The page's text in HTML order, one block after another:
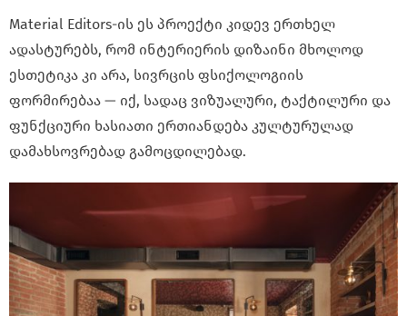
Material Editors-ის ეს პროექტი კიდევ ერთხელ
ადასტურებს, რომ ინტერიერის დიზაინი მხოლოდ
ესთეტიკა კი არა, სივრცის ფსიქოლოგიის
ფორმირებაა — იქ, სადაც ვიზუალური, ტაქტილური და
ფუნქციური ხასიათი ერთიანდება კულტურულად
დამახსოვრებად გამოცდილებად.